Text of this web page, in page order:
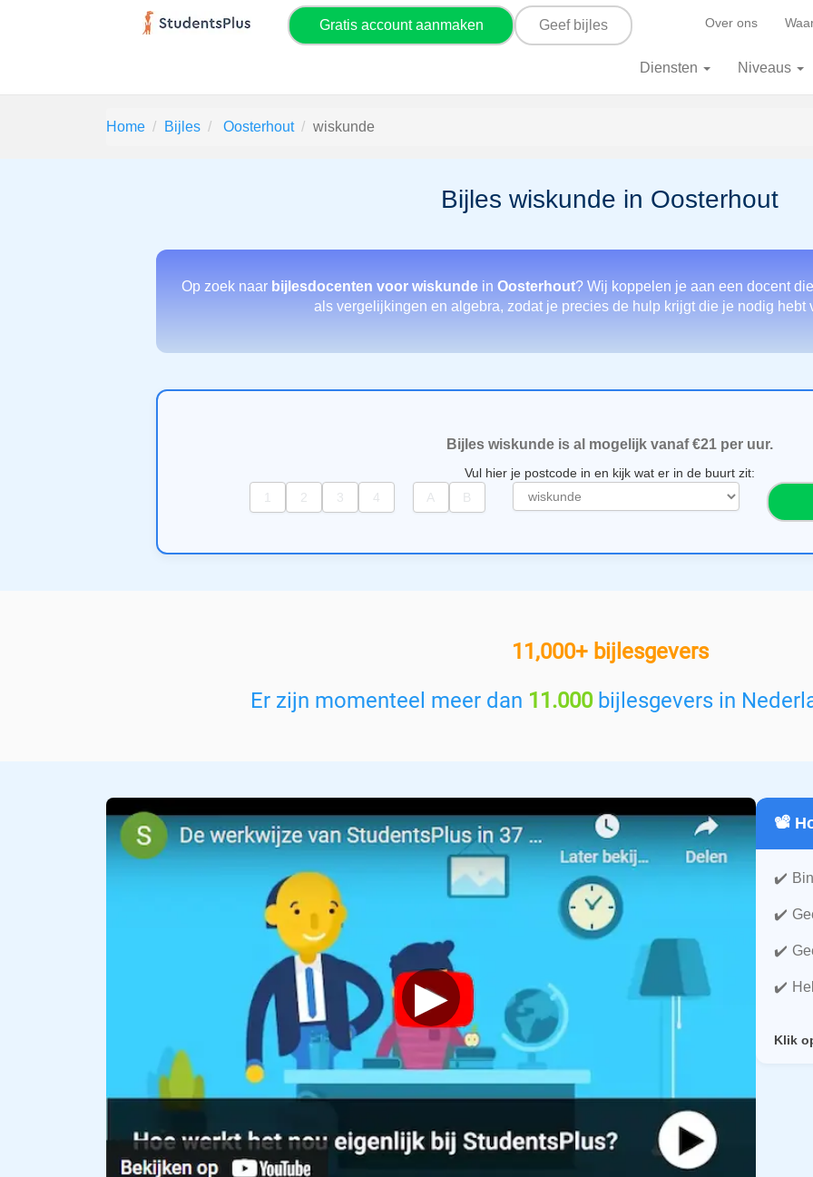
Gratis account aanmaken Geef bijles Over ons
Diensten Niveaus
Home Bijles Oosterhout wiskunde
Bijles wiskunde in Oosterhout
Op zoek naar bijlesdocenten voor wiskundein Oosterhout? Wij koppelen je aan een docent
als vergelijkingen en algebra, zodat je precies de hulp krijgt die je nodig hebt
Bijles wiskunde is al mogelijk vanaf €21 per uur.
Vul hier je postcode in en kijk wat er in de buurt zit:
e
e
n
11,000+ bijlesgevers
Er zijn momenteel meer dan 11.000bijlesgevers in
▶
📽️
Klik